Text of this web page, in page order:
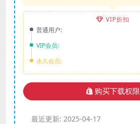
VIP折扣
普通用户:
VIP会员:
永久会员:
购买下载权限
最近更新: 2025-04-17